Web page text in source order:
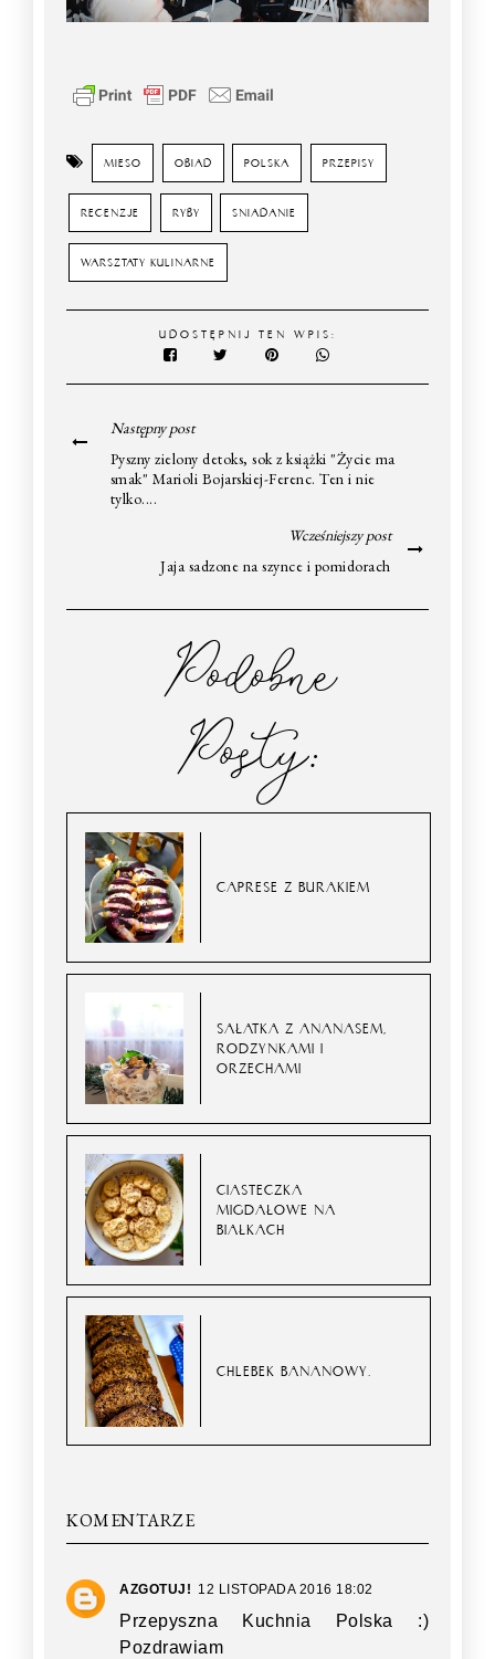
MIESO OBIAD POLSKA PRZEPISY
RECENZJE RYBY SNIADANIE
WARSZTATY KULINARNE
UDOSTĘPNIJ TEN WPIS:
Następny post
Pyszny zielony detoks, sok z książki "Życie ma
smak" Marioli Bojarskiej-Ferenc. Ten i nie
tylko....
Wcześniejszy post
Jaja sadzone na szynce i pomidorach
Podobne
Posty:
CAPRESE Z BURAKIEM
SAŁATKA Z ANANASEM,
RODZYNKAMI I
ORZECHAMI
CIASTECZKA
MIGDAŁOWE NA
BIAŁKACH
CHLEBEK BANANOWY.
KOMENTARZE
AZGOTUJ! 12 LISTOPADA 2016 18:02
Przepyszna Kuchnia Polska :)
Pozdrawiam